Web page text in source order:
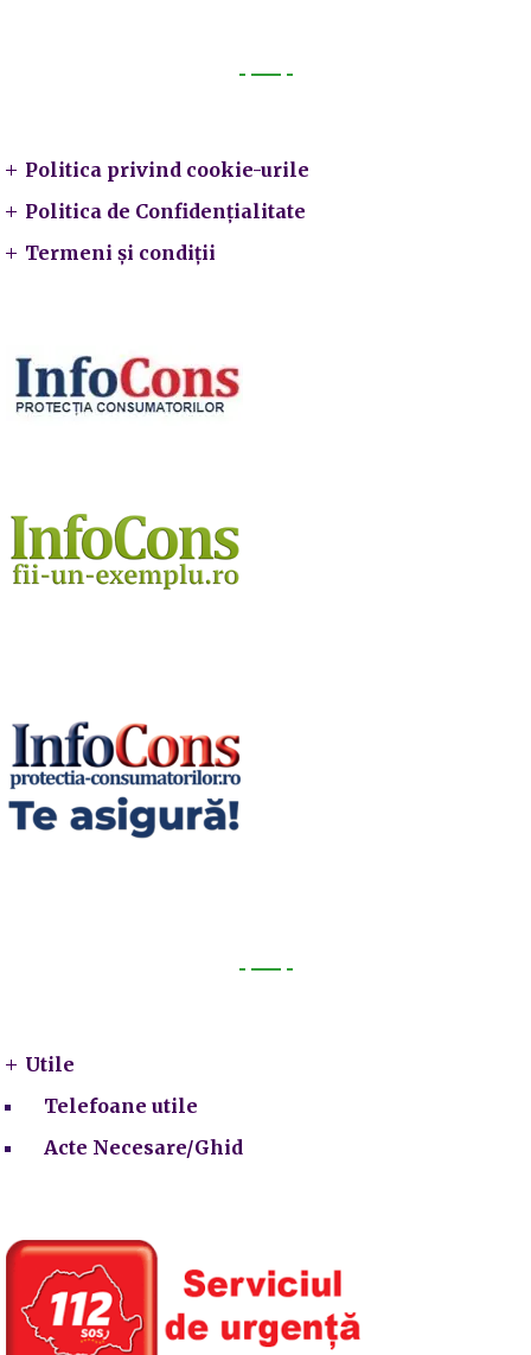
Politica privind cookie-urile
Politica de Confidențialitate
Termeni și condiții
Utile
Telefoane utile
Acte Necesare/Ghid